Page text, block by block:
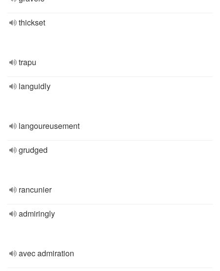
thickset
trapu
languidly
langoureusement
grudged
rancunier
admiringly
avec admiration